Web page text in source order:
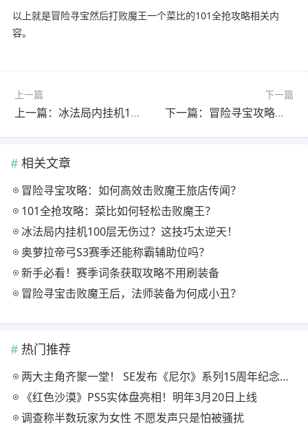
以上就是冒险寻宝然后打败魔王一个菜比的101全抢攻略相关内
容。
上一篇
上一篇：冰法局内挂机100层无伤过？这技巧太逆天！
下一篇
下一篇：冒险寻宝攻略：如何高效击败魔王旅店传闻？
相关文章
冒险寻宝攻略：如何高效击败魔王旅店传闻？
101全抢攻略：菜比如何轻松击败魔王？
冰法局内挂机100层无伤过？这技巧太逆天！
奥萝拉帝弓S3赛季还能称霸辅助位吗？
新手必看！赛季词条获取攻略不用刷装备
冒险寻宝击败魔王后，法师装备为何成小丑？
热门推荐
两大主角齐聚一堂！ SE发布《尼尔》系列15周年纪念典藏套装
《红色沙漠》PS5实体盘亮相！明年3月20日上线
调查称半数玩家为女性 不愿发声只是怕被骚扰